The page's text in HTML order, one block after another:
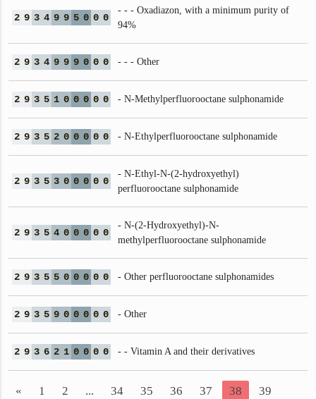
2 9 3 4 9 9 5 0 0 0
- - - Oxadiazon, with a minimum purity of
94%
2 9 3 4 9 9 9 0 0 0 - - - Other
2 9 3 5 1 0 0 0 0 0 - N-Methylperfluorooctane sulphonamide
2 9 3 5 2 0 0 0 0 0 - N-Ethylperfluorooctane sulphonamide
2 9 3 5 3 0 0 0 0 0
- N-Ethyl-N-(2-hydroxyethyl)
perfluorooctane sulphonamide
2 9 3 5 4 0 0 0 0 0
- N-(2-Hydroxyethyl)-N-
methylperfluorooctane sulphonamide
2 9 3 5 5 0 0 0 0 0 - Other perfluorooctane sulphonamides
2 9 3 5 9 0 0 0 0 0 - Other
2 9 3 6 2 1 0 0 0 0 - - Vitamin A and their derivatives
« 1 2 ... 34 35 36 37 38 39